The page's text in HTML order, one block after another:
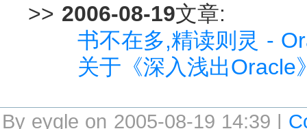
>> 2006-08-19文章:
书不在多,精读则灵 -
关于《深入浅出Oracle
By eygle on 2005-08-19 14:39 |